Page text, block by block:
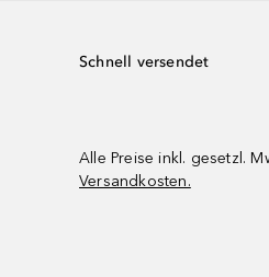
Schnell versendet
Alle Preise inkl. gesetzl.
Versandkosten.